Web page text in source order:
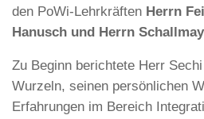
den PoWi-Lehrkräften Herrn
Hanusch und Herrn
Zu Beginn berichtete Herr
Wurzeln, seinen persönlichen
Erfahrungen im Bereich